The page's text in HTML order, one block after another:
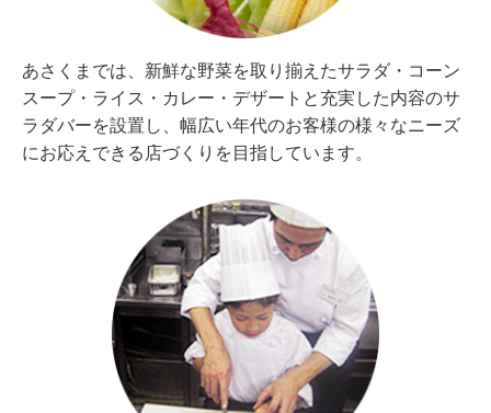
あさくまでは、新鮮な野菜を取り揃えたサラダ・コーン
スープ・ライス・カレー・デザートと充実した内容のサ
ラダバーを設置し、幅広い年代のお客様の様々なニーズ
にお応えできる店づくりを目指しています。